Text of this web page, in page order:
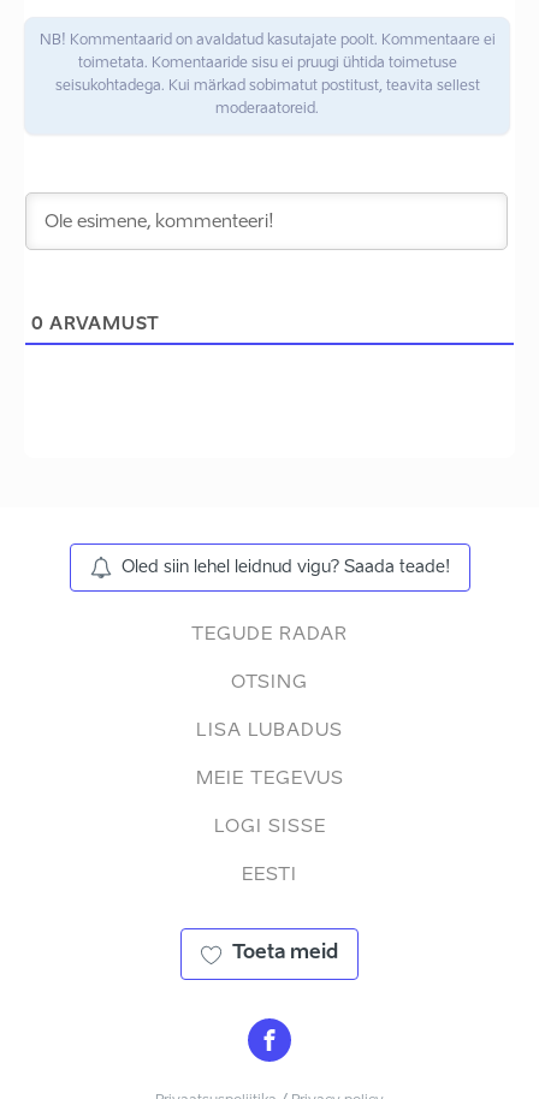
NB! Kommentaarid on avaldatud kasutajate poolt. Kommentaare ei
toimetata. Komentaaride sisu ei pruugi ühtida toimetuse
seisukohtadega. Kui märkad sobimatut postitust, teavita sellest
moderaatoreid.
0 ARVAMUST
Oled siin lehel leidnud vigu? Saada teade!
TEGUDE RADAR
OTSING
LISA LUBADUS
MEIE TEGEVUS
LOGI SISSE
EESTI
Toeta meid